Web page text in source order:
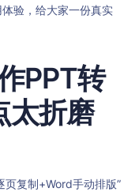
验，给大家一份真实
PPT转
太折磨
页复制+Word手动排版”